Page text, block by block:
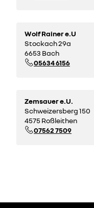
Wolf Rainer e.U
Stockach 29a
6653 Bach
05634 6156
Zemsauer e.U.
Schweizersberg 150
4575 Roßleithen
07562 7509